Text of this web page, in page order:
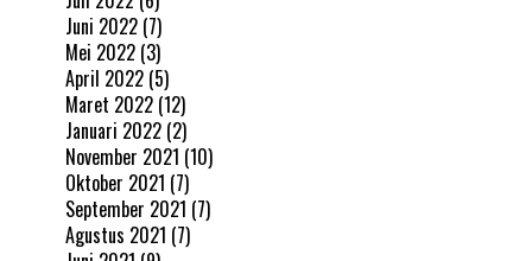
Juni 2022 (7)
Mei 2022 (3)
April 2022 (5)
Maret 2022 (12)
Januari 2022 (2)
November 2021 (10)
Oktober 2021 (7)
September 2021 (7)
Agustus 2021 (7)